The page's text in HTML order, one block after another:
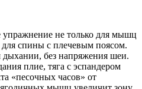
упражнение не только для мышц
спины с плечевым поясом.
без напряжения шеи.
плие, тяга с эспандером
«песочных часов» от